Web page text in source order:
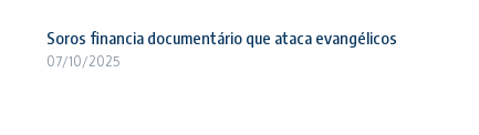
Soros financia documentário que ataca evangélicos
07/10/2025